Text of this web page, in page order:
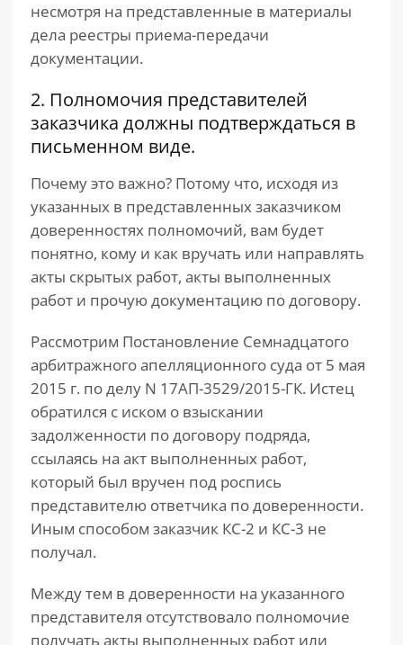
несмотря на представленные в материалы
дела реестры приема-передачи
документации.
2. Полномочия представителей
заказчика должны подтверждаться в
письменном виде.
Почему это важно? Потому что, исходя из
указанных в представленных заказчиком
доверенностях полномочий, вам будет
понятно, кому и как вручать или направлять
акты скрытых работ, акты выполненных
работ и прочую документацию по договору.
Рассмотрим Постановление Семнадцатого
арбитражного апелляционного суда от 5 мая
2015 г. по делу N 17АП-3529/2015-ГК. Истец
обратился с иском о взыскании
задолженности по договору подряда,
ссылаясь на акт выполненных работ,
который был вручен под роспись
представителю ответчика по доверенности.
Иным способом заказчик КС-2 и КС-3 не
получал.
Между тем в доверенности на указанного
представителя отсутствовало полномочие
получать акты выполненных работ или